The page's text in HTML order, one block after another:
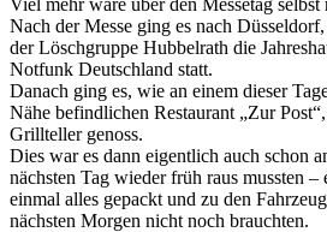
Nach der Messe ging es nach
der Löschgruppe Hubbelrath die
Notfunk Deutschland statt.
Danach ging es, wie an einem dieser
Nähe befindlichen Restaurant „Zur
Grillteller genoss.
Dies war es dann eigentlich auch schon
nächsten Tag wieder früh raus mussten
einmal alles gepackt und zu den
nächsten Morgen nicht noch brauchten.